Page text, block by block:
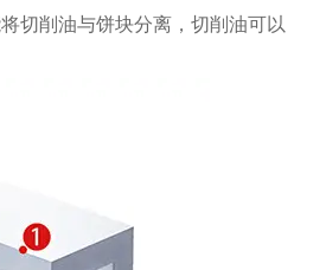
切削油与饼块分离，切削油可以